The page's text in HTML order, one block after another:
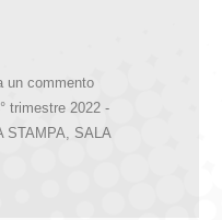
un commento
trimestre 2022 -
STAMPA, SALA